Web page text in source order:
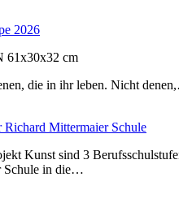
2026
61x30x32 cm
die in ihr leben. Nicht
Mittermaier Schule
Kunst sind 3
Schule in die…